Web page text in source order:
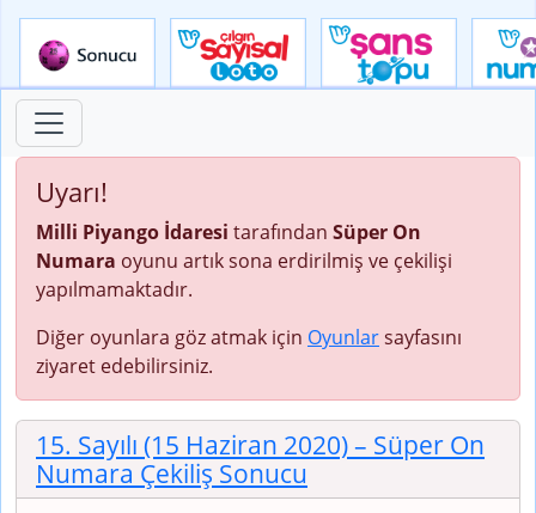
Uyarı!
Milli Piyango İdaresi tarafından Süper On
Numara oyunu artık sona erdirilmiş ve çekilişi
yapılmamaktadır.
Diğer oyunlara göz atmak için Oyunlarsayfasını
ziyaret edebilirsiniz.
15. Sayılı (15 Haziran 2020)– Süper On
Numara Çekiliş Sonucu